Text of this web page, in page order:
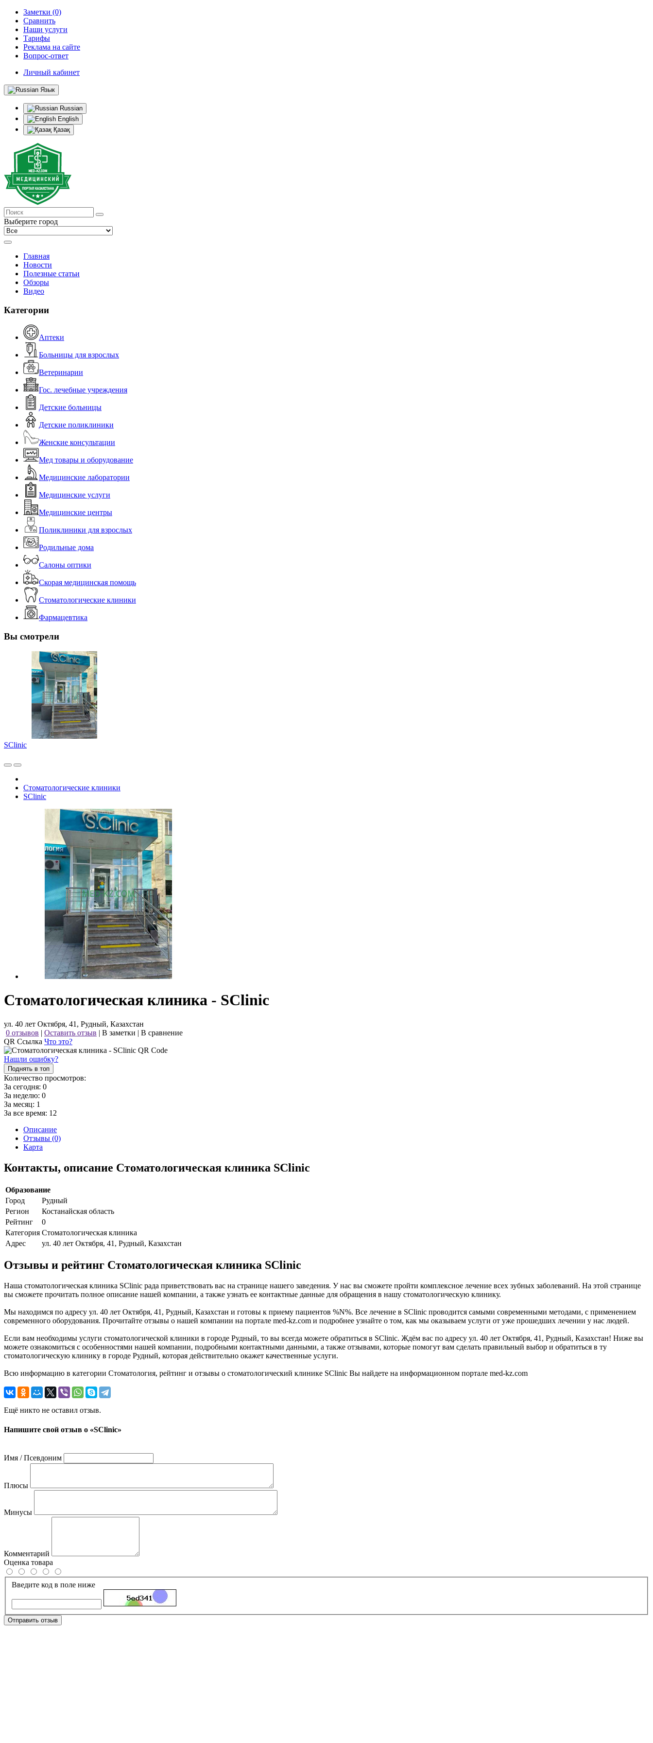
Заметки (0)
Сравнить
Наши услуги
Тарифы
Реклама на сайте
Вопрос-ответ
Личный кабинет
Язык
Russian
English
Қазақ
Выберите город
Главная
Новости
Полезные статьи
Обзоры
Видео
Категории
Аптеки
Больницы для взрослых
Ветеринарии
Гос. лечебные учреждения
Детские больницы
Детские поликлиники
Женские консультации
Мед товары и оборудование
Медицинские лаборатории
Медицинские услуги
Медицинские центры
Поликлиники для взрослых
Родильные дома
Салоны оптики
Скорая медицинская помощь
Стоматологические клиники
Фармацевтика
Вы смотрели
SClinic
Стоматологические клиники
SClinic
Стоматологическая клиника - SClinic
ул. 40 лет Октября, 41, Рудный, Казахстан
0 отзывов | Оставить отзыв | В заметки | В сравнение
QR Ссылка Что это?
Нашли ошибку?
Поднять в топ
Количество просмотров:
За сегодня: 0
За неделю: 0
За месяц: 1
За все время: 12
Описание
Отзывы (0)
Карта
Контакты, описание Стоматологическая клиника SClinic
Образование
Город
Рудный
Регион
Костанайская область
Рейтинг
0
Категория Стоматологическая клиника
Адрес
ул. 40 лет Октября, 41, Рудный, Казахстан
Отзывы и рейтинг Стоматологическая клиника SClinic
Наша стоматологическая клиника SClinic рада приветствовать вас на странице нашего заведения. У нас вы сможете пройти комплексное лечение всех зубных заболеваний. На этой странице
вы сможете прочитать полное описание нашей компании, а также узнать ее контактные данные для обращения в нашу стоматологическую клинику.
Мы находимся по адресу ул. 40 лет Октября, 41, Рудный, Казахстан и готовы к приему пациентов %N%. Все лечение в SClinic проводится самыми современными методами, с применением
современного оборудования. Прочитайте отзывы о нашей компании на портале med-kz.com и подробнее узнайте о том, как мы оказываем услуги от уже прошедших лечении у нас людей.
Если вам необходимы услуги стоматологической клиники в городе Рудный, то вы всегда можете обратиться в SClinic. Ждём вас по адресу ул. 40 лет Октября, 41, Рудный, Казахстан! Ниже вы
можете ознакомиться с особенностями нашей компании, подробными контактными данными, а также отзывами, которые помогут вам сделать правильный выбор и обратиться в ту
стоматологическую клинику в городе Рудный, которая действительно окажет качественные услуги.
Всю информацию в категории Стоматология, рейтинг и отзывы о стоматологический клинике SClinic Вы найдете на информационном портале med-kz.com
Ещё никто не оставил отзыв.
Напишите свой отзыв о «SClinic»
Имя / Псевдоним
Плюсы
Минусы
Комментарий
Оценка товара
Введите код в поле ниже
Отправить отзыв